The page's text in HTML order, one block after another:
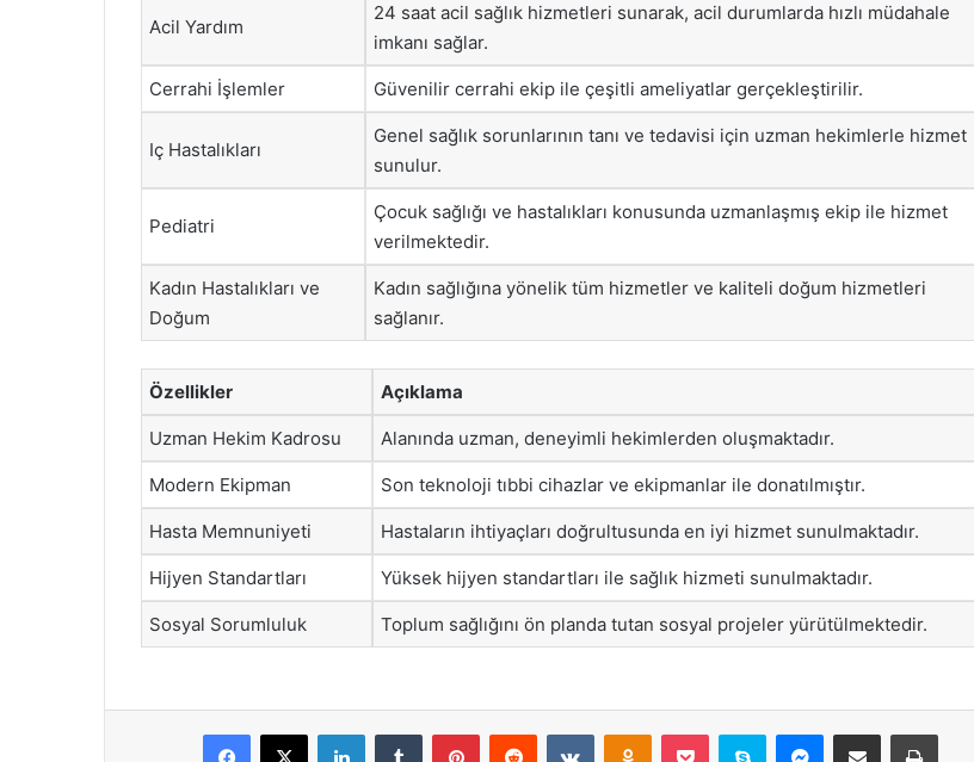
Acil Yardım
24 saat acil sağlık hizmetleri sunarak, acil durumlarda hızlı müdahale
imkanı sağlar.
Cerrahi İşlemler Güvenilir cerrahi ekip ile çeşitli ameliyatlar gerçekleştirilir.
Iç Hastalıkları
Genel sağlık sorunlarının tanı ve tedavisi için uzman hekimlerle hizmet
sunulur.
Pediatri
Çocuk sağlığı ve hastalıkları konusunda uzmanlaşmış ekip ile hizmet
verilmektedir.
Kadın Hastalıkları ve
Doğum
Kadın sağlığına yönelik tüm hizmetler ve kaliteli doğum hizmetleri
sağlanır.
Özellikler Açıklama
Uzman Hekim Kadrosu Alanında uzman, deneyimli hekimlerden oluşmaktadır.
Modern Ekipman Son teknoloji tıbbi cihazlar ve ekipmanlar ile donatılmıştır.
Hasta Memnuniyeti Hastaların ihtiyaçları doğrultusunda en iyi hizmet sunulmaktadır.
Hijyen Standartları Yüksek hijyen standartları ile sağlık hizmeti sunulmaktadır.
Sosyal Sorumluluk Toplum sağlığını ön planda tutan sosyal projeler yürütülmektedir.
Facebook
X LinkedInTumblr PinterestReddit VKontakteOdnoklassniki
Pocket Skype Messenger
E-Posta ile paylaş Yazdır